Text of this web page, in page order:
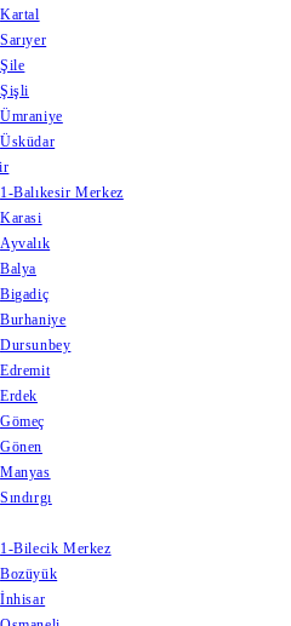
Kartal
Sarıyer
Şile
Şişli
Ümraniye
Üsküdar
1-Balıkesir Merkez
Karasi
Ayvalık
Balya
Bigadiç
Burhaniye
Dursunbey
Edremit
Erdek
Gömeç
Gönen
Manyas
Sındırgı
1-Bilecik Merkez
Bozüyük
İnhisar